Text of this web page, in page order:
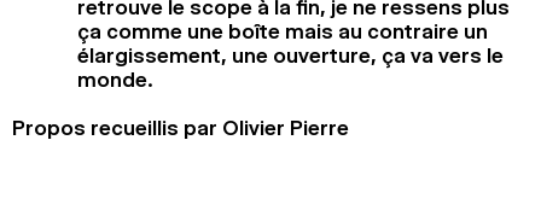
retrouve le scope à la fin, je ne ressens plus
ça comme une boîte mais au contraire un
élargissement, une ouverture, ça va vers le
monde.
Propos recueillis par Olivier Pierre